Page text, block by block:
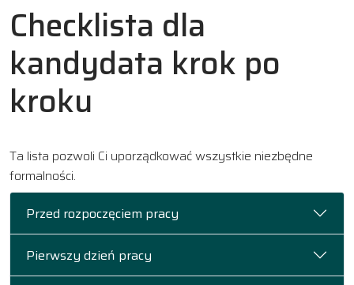
Checklista dla
kandydata krok po
kroku
Ta lista pozwoli Ci uporządkować wszystkie niezbędne
formalności.
Przed rozpoczęciem pracy
Pierwszy dzień pracy